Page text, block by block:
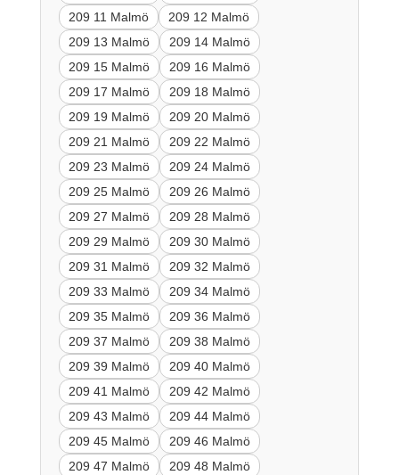
209 11 Malmö
209 12 Malmö
209 13 Malmö
209 14 Malmö
209 15 Malmö
209 16 Malmö
209 17 Malmö
209 18 Malmö
209 19 Malmö
209 20 Malmö
209 21 Malmö
209 22 Malmö
209 23 Malmö
209 24 Malmö
209 25 Malmö
209 26 Malmö
209 27 Malmö
209 28 Malmö
209 29 Malmö
209 30 Malmö
209 31 Malmö
209 32 Malmö
209 33 Malmö
209 34 Malmö
209 35 Malmö
209 36 Malmö
209 37 Malmö
209 38 Malmö
209 39 Malmö
209 40 Malmö
209 41 Malmö
209 42 Malmö
209 43 Malmö
209 44 Malmö
209 45 Malmö
209 46 Malmö
209 47 Malmö
209 48 Malmö